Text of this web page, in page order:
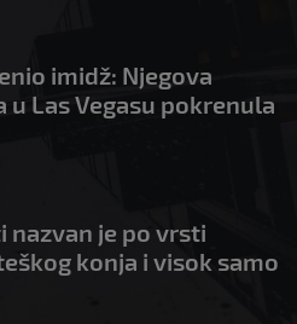
imidž: Njegova
Las Vegasu pokrenula
nazvan je po vrsti
konja i visok samo